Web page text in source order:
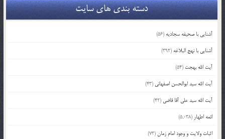
دسته بندی های سایت
آشنایی با صحیفه سجادیه (56)
آشنایی با نهج البلاغه (392)
آیت الله بهجت (54)
آیت الله سید ابوالحسن اصفهانی (43)
آیت الله سید علی آقا قاضی (42)
ائمه اطهار (5,038)
اثبات ولایت و وجود امام زمان(73)